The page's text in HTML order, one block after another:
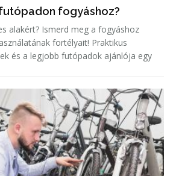
fogyáshoz?
alakért? Ismerd meg a fogyáshoz
fortélyait! Praktikus
és a legjobb futópadok ajánlója egy